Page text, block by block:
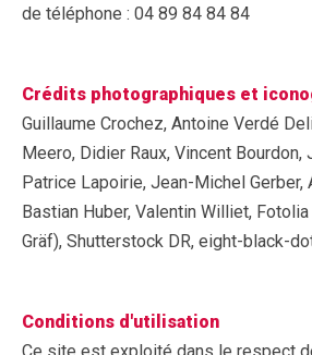
de téléphone : 04 89 84 84 84
Crédits photographiques et
Guillaume Crochez, Antoine Verdé
Meero, Didier Raux, Vincent
Patrice Lapoirie, Jean-Michel Gerber,
Bastian Huber, Valentin Williet,
Gräf), Shutterstock DR, eight-black-
Conditions d'utilisation